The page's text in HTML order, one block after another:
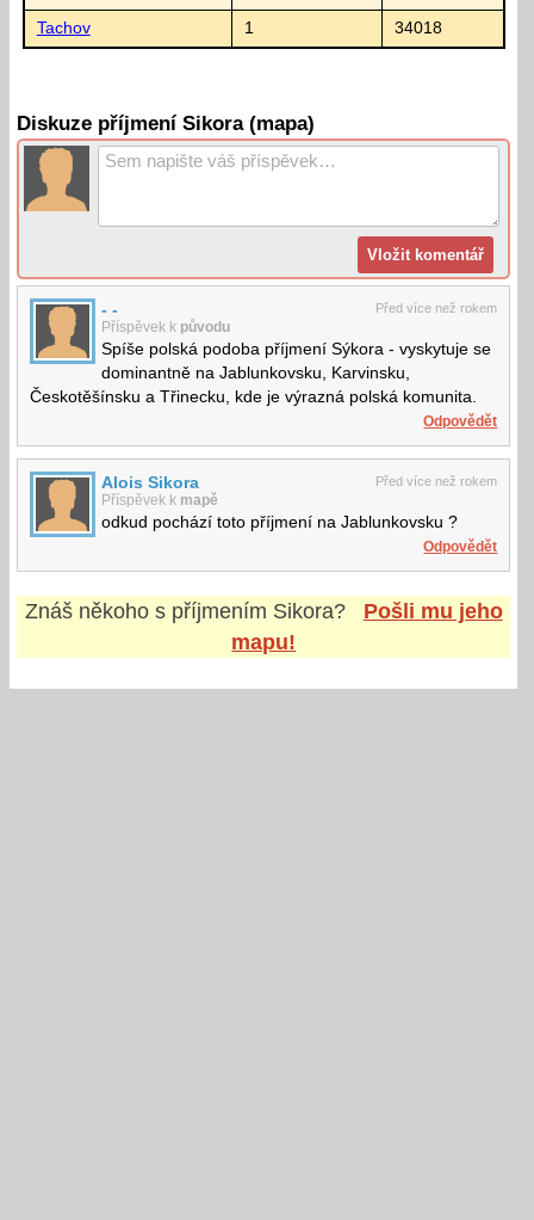
Tachov 1 34018
Diskuze příjmení Sikora (mapa)
Před více než rokem
- -
Příspěvek k původu
Spíše polská podoba příjmení Sýkora - vyskytuje se
dominantně na Jablunkovsku, Karvinsku,
Českotěšínsku a Třinecku, kde je výrazná polská komunita.
Odpovědět
Před více než rokem
Alois Sikora
Příspěvek k mapě
odkud pochází toto příjmení na Jablunkovsku ?
Odpovědět
Znáš někoho s příjmením Sikora?
Pošli mu jeho
mapu!